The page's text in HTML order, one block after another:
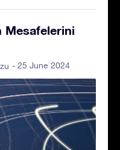
Mesafelerini
- 25 June 2024